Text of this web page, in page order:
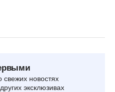
свежих новостях
эксклюзивах